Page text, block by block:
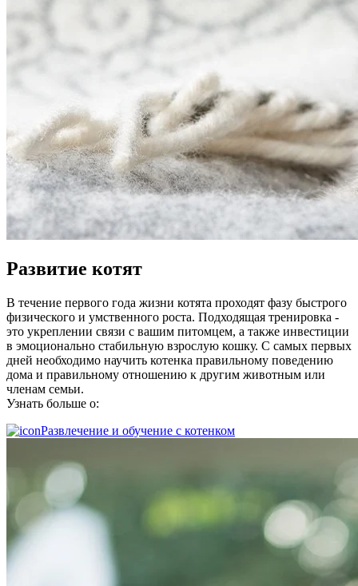
Развитие котят
В течение первого года жизни котята проходят фазу быстрого
физического и умственного роста. Подходящая тренировка -
это укреплении связи с вашим питомцем, а также инвестиции
в эмоционально стабильную взрослую кошку. С самых первых
дней необходимо научить котенка правильному поведению
дома и правильному отношению к другим животным или
членам семьи.
Узнать больше о:
Развлечение и обучение с котенком